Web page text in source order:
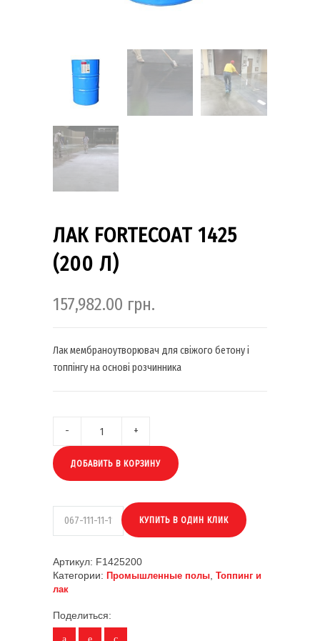
ЛАК FORTECOAT 1425
(200 Л)
157,982.00 грн.
Лак мембраноутворювач для свіжого бетону і
топпінгу на основі розчинника
ДОБАВИТЬ В КОРЗИНУ
Артикул: F1425200
Категории: Промышленные полы Топпинг и
лак
Поделиться: